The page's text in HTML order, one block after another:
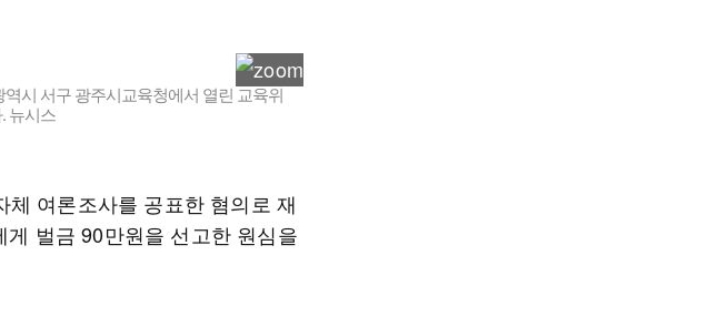
시 서구 광주시교육청에서 열린 교육위
뉴시스
여론조사를 공표한 혐의로 재
벌금 90만원을 선고한 원심을